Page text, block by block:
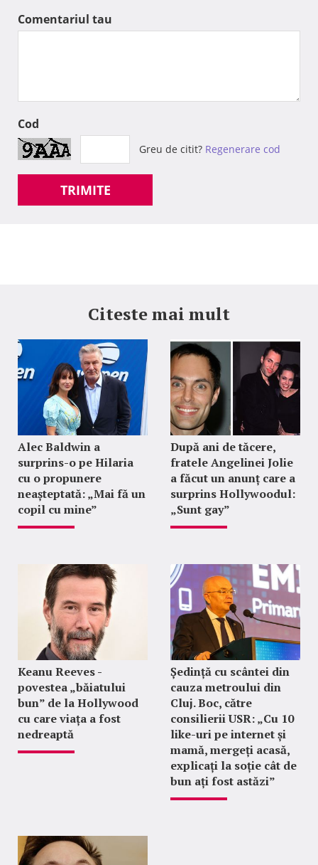
Comentariul tau
Cod
Greu de citit? Regenerare cod
TRIMITE
Citeste mai mult
Alec Baldwin a
surprins-o pe Hilaria
cu o propunere
neașteptată: „Mai fă un
copil cu mine”
După ani de tăcere,
fratele Angelinei Jolie
a făcut un anunț care a
surprins Hollywoodul:
„Sunt gay”
Keanu Reeves -
povestea „băiatului
bun” de la Hollywood
cu care viața a fost
nedreaptă
Ședință cu scântei din
cauza metroului din
Cluj. Boc, către
consilierii USR: „Cu 10
like-uri pe internet și
mamă, mergeți acasă,
explicați la soție cât de
bun ați fost astăzi”